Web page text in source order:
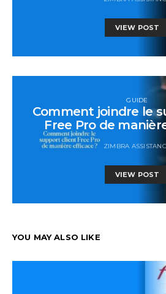
VIEW POST
GUIDE
Comment joindre le
Free Pro de
ZIMBRA
VIEW POST
YOU MAY ALSO LIKE